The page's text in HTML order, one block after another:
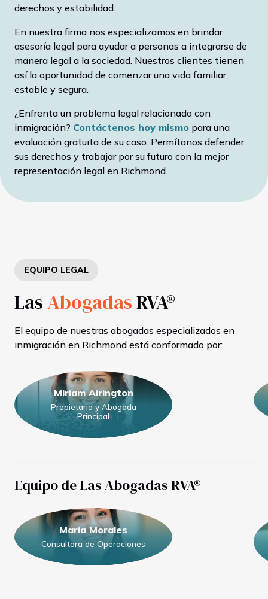
derechos y estabilidad.
En nuestra firma nos especializamos en brindar
asesoría legal para ayudar a personas a integrarse de
manera legal a la sociedad. Nuestros clientes tienen
así la oportunidad de comenzar una vida familiar
estable y segura.
¿Enfrenta un problema legal relacionado con
inmigración? Contáctenos hoy mismo para una
evaluación gratuita de su caso. Permítanos defender
sus derechos y trabajar por su futuro con la mejor
representación legal en Richmond.
EQUIPO LEGAL
LasAbogadasRVA®
El equipo de nuestras abogadas especializados en
inmigración en Richmond está conformado por:
Miriam Airington
Propietaria y Abogada
Principal
Equipo de Las Abogadas RVA®
Maria Morales
Consultora de Operaciones